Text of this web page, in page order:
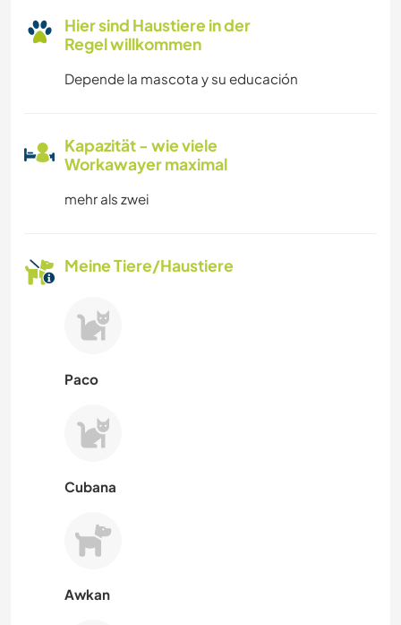
Hier sind Haustiere in der
Regel willkommen
Depende la mascota y su educación
Kapazität - wie viele
Workawayer maximal
mehr als zwei
Meine Tiere/Haustiere
Paco
Cubana
Awkan